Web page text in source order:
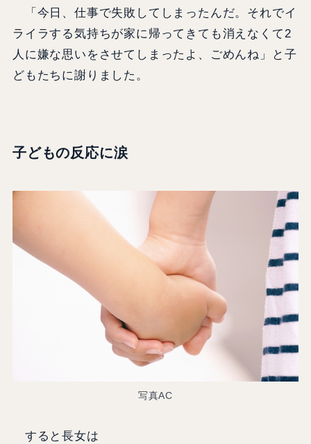
「今日、仕事で失敗してしまったんだ。それでイ
ライラする気持ちが家に帰ってきても消えなくて2
人に嫌な思いをさせてしまったよ、ごめんね」と子
どもたちに謝りました。
子どもの反応に涙
写真AC
すると長女は